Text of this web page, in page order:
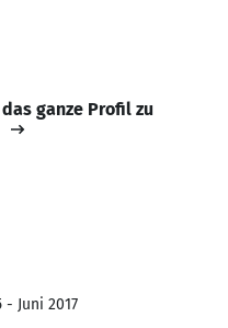
ganze Profil zu
- Juni 2017